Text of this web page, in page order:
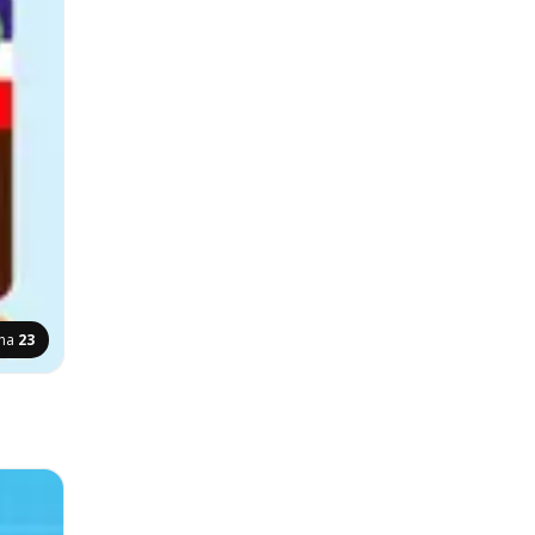
23